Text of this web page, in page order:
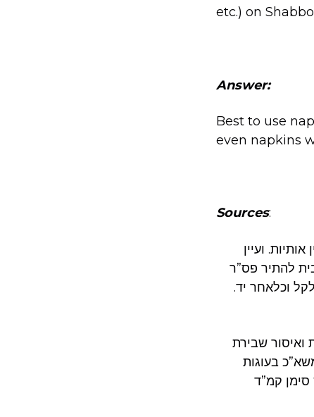
etc.) on
Answer:
Best to use
even napkins
Sources:
ועיין
להתיר פס”ר
וכלאחר יד.
ואיסור שבירת
בעוגות
סימן קמ”ד